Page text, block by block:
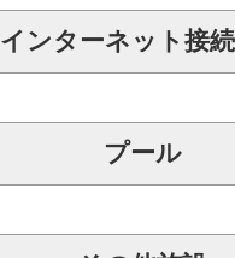
インターネット接
プール